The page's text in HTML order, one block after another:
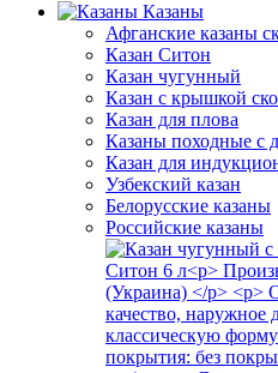
Казаны
Афганские казаны
Казан Ситон
Казан чугунный
Казан с крышкой
Казан для плова
Казаны походные с
Казан для
Узбекский казан
Белорусские казаны
Российские казаны